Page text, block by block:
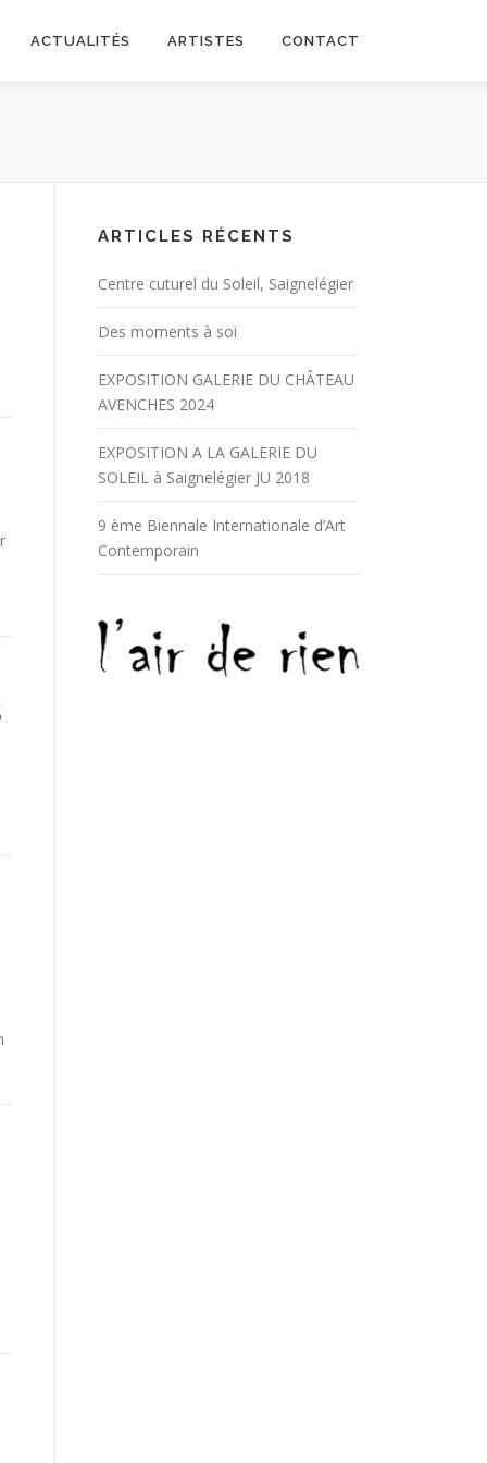
ACTUALITÉS ARTISTES CONTACT
ARTICLES RÉCENTS
Centre cuturel du Soleil, Saignelégier
Des moments à soi
EXPOSITION GALERIE DU CHÂTEAU
AVENCHES 2024
EXPOSITION A LA GALERIE DU
SOLEIL à Saignelégier JU 2018
9 ème Biennale Internationale d’Art
Contemporain